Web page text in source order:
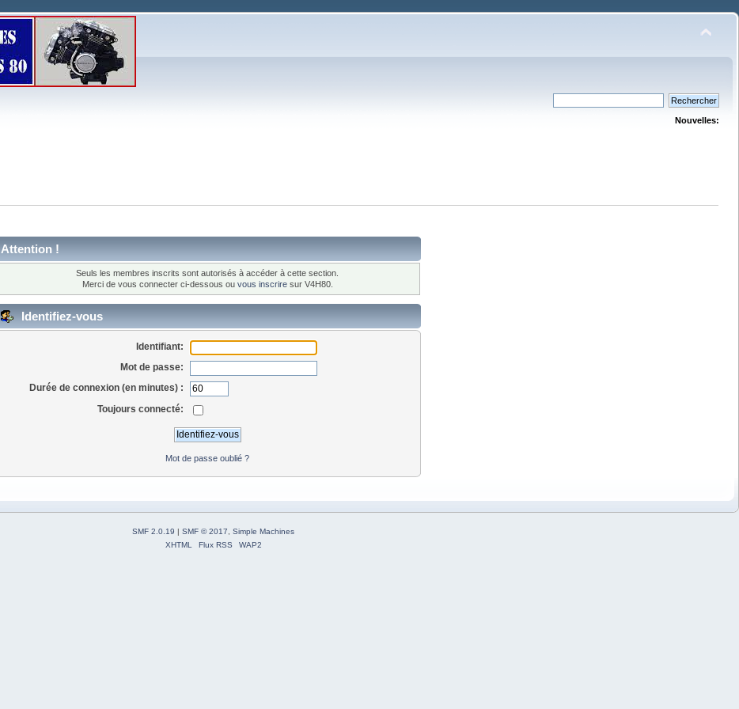
Nouvelles:
Attention !
Seuls les membres inscrits sont autorisés à accéder à cette section.
Merci de vous connecter ci-dessous ou vous inscriresur V4H80.
Identifiez-vous
Identifiant:
Mot de passe:
Durée de connexion (en minutes) :
Toujours connecté:
Mot de passe oublié ?
SMF 2.0.19 | SMF © 2017
Simple Machines
XHTML
Flux RSS WAP2